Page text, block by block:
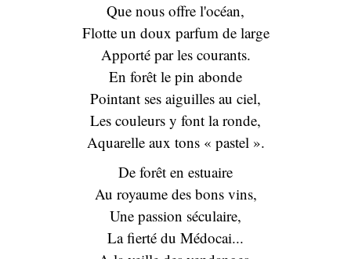
Que nous offre l'océan,
Flotte un doux parfum de large
Apporté par les courants.
En forêt le pin abonde
Pointant ses aiguilles au ciel,
Les couleurs y font la ronde,
Aquarelle aux tons « pastel ».
De forêt en estuaire
Au royaume des bons vins,
Une passion séculaire,
La fierté du Médocai...